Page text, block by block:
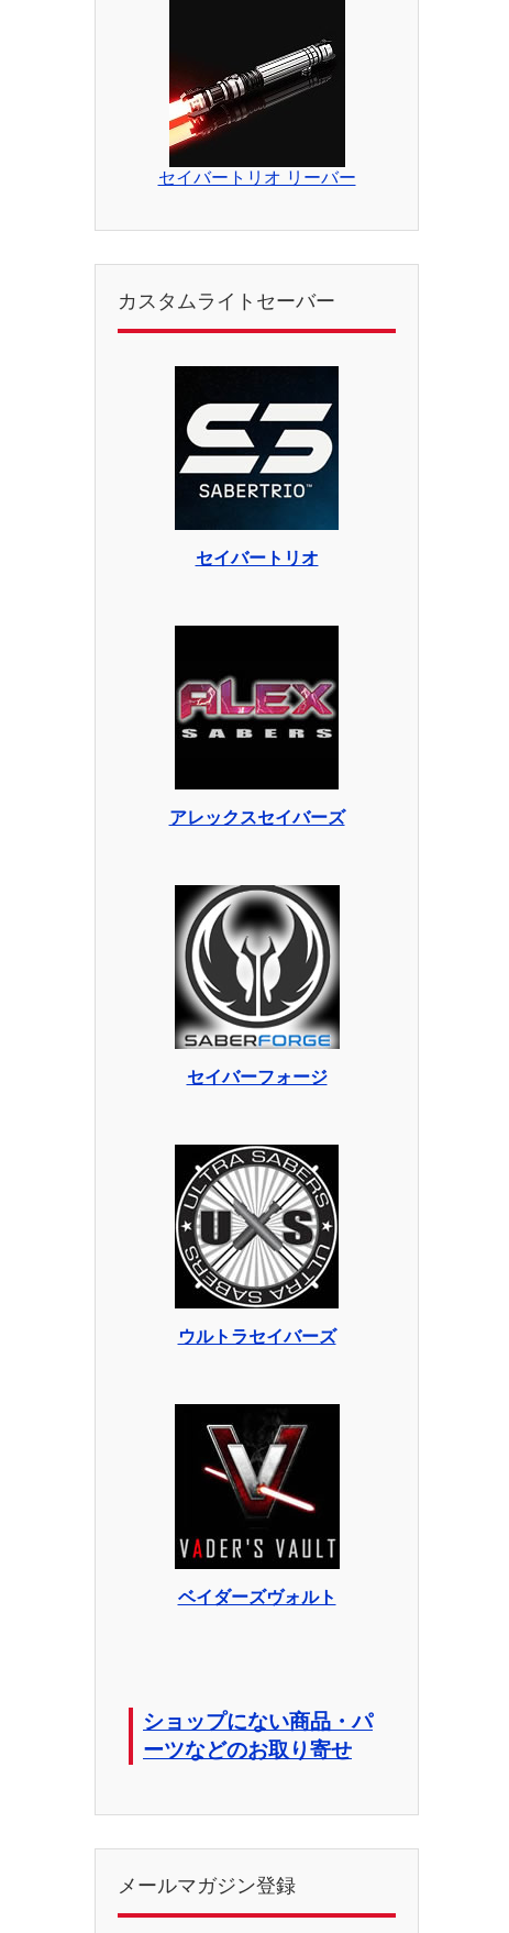
セイバートリオ リーバー
カスタムライトセーバー
セイバートリオ
アレックスセイバーズ
セイバーフォージ
ウルトラセイバーズ
ベイダーズヴォルト
ショップにない商品・パ
ーツなどのお取り寄せ
メールマガジン登録